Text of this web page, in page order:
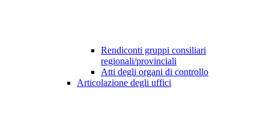
Rendiconti gruppi consiliari
regionali/provinciali
Atti degli organi di controllo
Articolazione degli uffici